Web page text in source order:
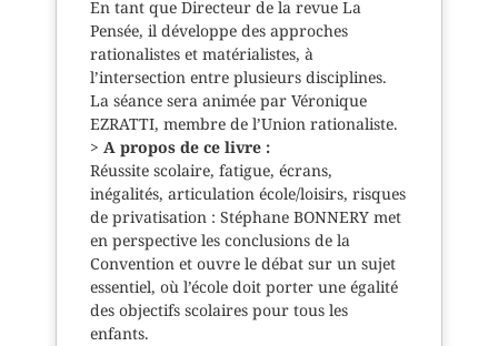
En tant que Directeur de la revue La
Pensée, il développe des approches
rationalistes et matérialistes, à
l’intersection entre plusieurs disciplines.
La séance sera animée par Véronique
EZRATTI, membre de l’Union rationaliste.
> A propos de ce livre :
Réussite scolaire, fatigue, écrans,
inégalités, articulation école/loisirs, risques
de privatisation : Stéphane BONNERY met
en perspective les conclusions de la
Convention et ouvre le débat sur un sujet
essentiel, où l’école doit porter une égalité
des objectifs scolaires pour tous les
enfants.